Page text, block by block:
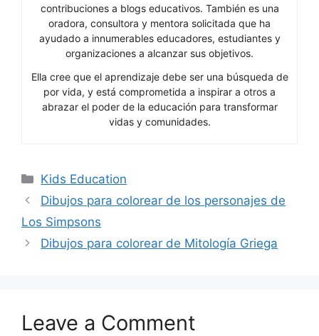
contribuciones a blogs educativos. También es una
oradora, consultora y mentora solicitada que ha
ayudado a innumerables educadores, estudiantes y
organizaciones a alcanzar sus objetivos.
Ella cree que el aprendizaje debe ser una búsqueda de
por vida, y está comprometida a inspirar a otros a
abrazar el poder de la educación para transformar
vidas y comunidades.
Categories
Kids Education
Dibujos para colorear de los personajes de
Los Simpsons
Dibujos para colorear de Mitología Griega
Leave a Comment